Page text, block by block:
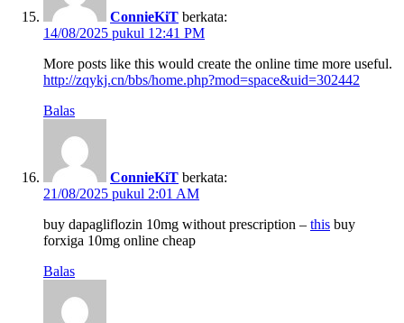
ConnieKiT berkata:
14/08/2025 pukul 12:41 PM
More posts like this would create the online time more useful.
http://zqykj.cn/bbs/home.php?mod=space&uid=302442
Balas
ConnieKiT berkata:
21/08/2025 pukul 2:01 AM
buy dapagliflozin 10mg without prescription – this buy
forxiga 10mg online cheap
Balas